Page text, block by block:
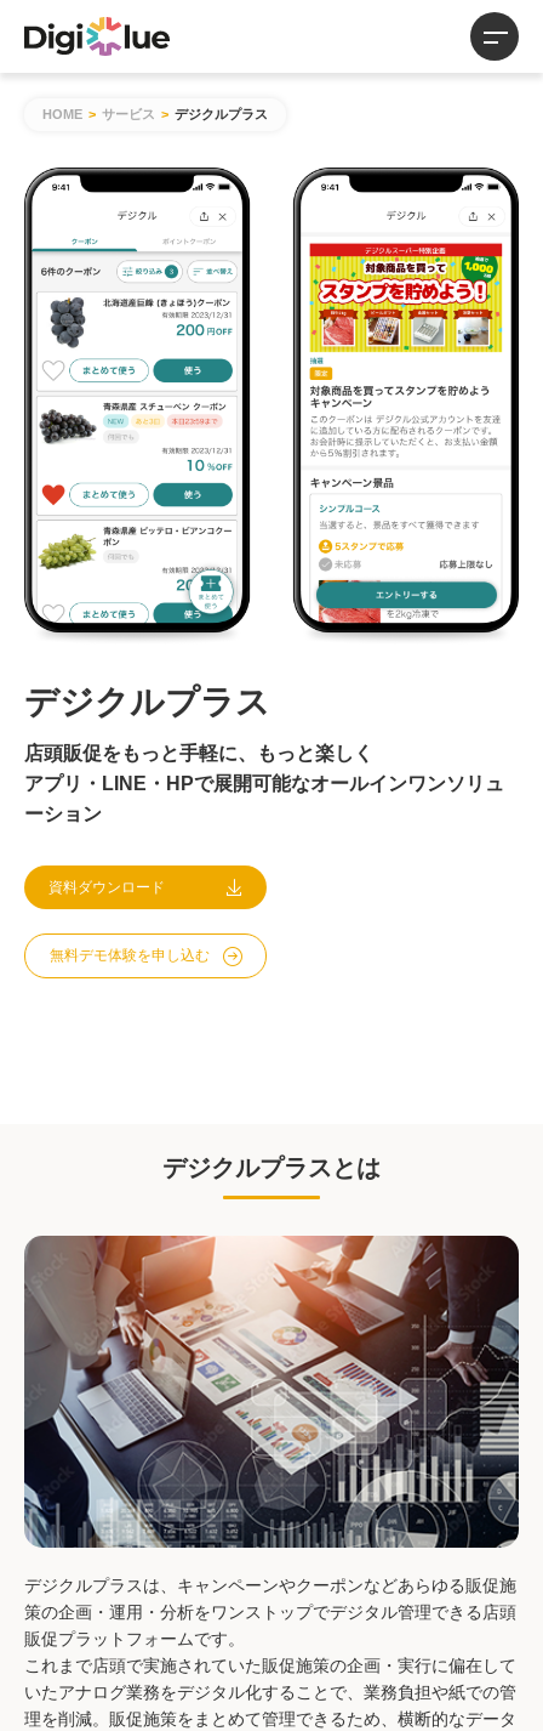
お知らせ
お役立ち資料
サービス紹介資料
事例紹介
調査レポート
会社概要
お問い合わせ
HOME > サービス > デジクルプラス
デジクルプラス
店頭販促をもっと手軽に、もっと楽しく
アプリ・LINE・HPで展開可能なオールインワンソリュ
ーション
資料ダウンロード
無料デモ体験を申し込む
デジクルプラスとは
デジクルプラスは、キャンペーンやクーポンなどあらゆる販促施
策の企画・運用・分析をワンストップでデジタル管理できる店頭
販促プラットフォームです。
これまで店頭で実施されていた販促施策の企画・実行に偏在して
いたアナログ業務をデジタル化することで、業務負担や紙での管
理を削減。販促施策をまとめて管理できるため、横断的なデータ